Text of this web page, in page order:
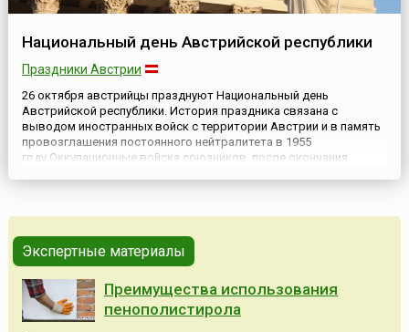
Национальный день Австрийской республики
Праздники Австрии
26 октября австрийцы празднуют Национальный день
Австрийской республики. История праздника связана с
выводом иностранных войск с территории Австрии и в память
провозглашения постоянного нейтралитета в 1955
году.Оккупационные войска союзников, после окончания
Экспертные материалы
Преимущества использования
пенополистирола